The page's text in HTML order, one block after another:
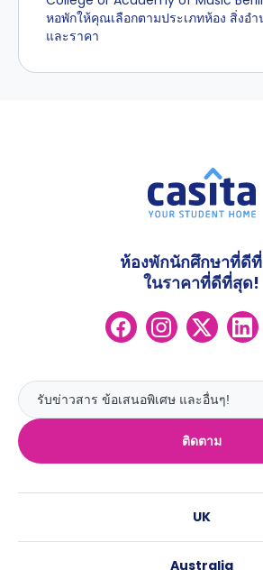
หอพักให้คุณเลือกตามประเภทห้อง สิ่งอ
และราคา
ติดตาม
ห้องพักนักศึกษาที่ดี
ในราคาที่ดีที่สุด!
UK
Australia